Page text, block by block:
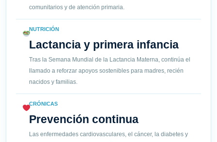
comunitarios y de atención primaria.
NUTRICIÓN
Lactancia y primera infancia
Tras la Semana Mundial de la Lactancia Materna, continúa el
llamado a reforzar apoyos sostenibles para madres, recién
nacidos y familias.
CRÓNICAS
Prevención continua
Las enfermedades cardiovasculares, el cáncer, la diabetes y